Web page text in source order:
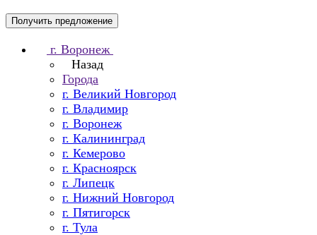
Получить предложение
г. Воронеж
Назад
Города
г. Великий Новгород
г. Владимир
г. Воронеж
г. Калининград
г. Кемерово
г. Красноярск
г. Липецк
г. Нижний Новгород
г. Пятигорск
г. Тула